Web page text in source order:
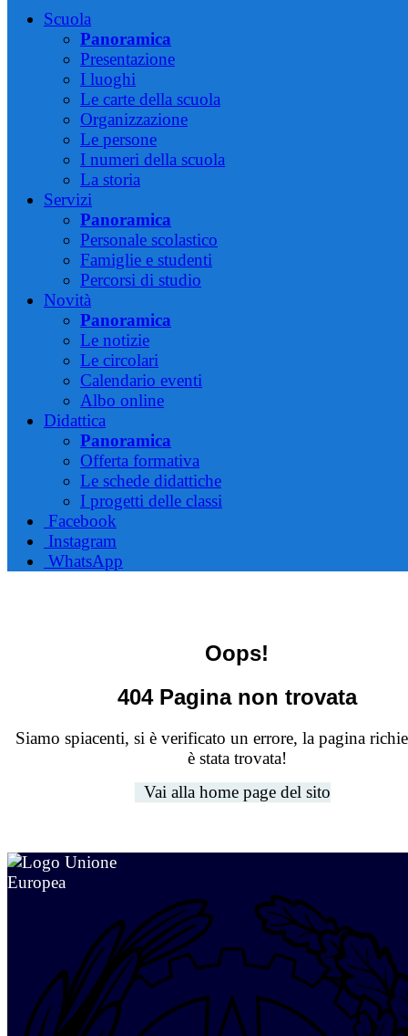
Scuola
Panoramica
Presentazione
I luoghi
Le carte della scuola
Organizzazione
Le persone
I numeri della scuola
La storia
Servizi
Panoramica
Personale scolastico
Famiglie e studenti
Percorsi di studio
Novità
Panoramica
Le notizie
Le circolari
Calendario eventi
Albo online
Didattica
Panoramica
Offerta formativa
Le schede didattiche
I progetti delle classi
Facebook
Instagram
WhatsApp
Oops!
404 Pagina non trovata
Siamo spiacenti, si è verificato un errore, la pagina
è stata trovata!
Vai alla home page del sito